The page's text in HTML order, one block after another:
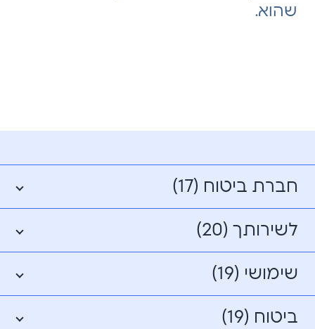
שהוא.
חברת ביטוח (17)
לשירותך (20)
שימושי (19)
ביטוח (19)